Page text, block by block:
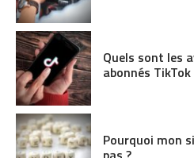
Quels sont les
abonnés TikTok
Pourquoi mon